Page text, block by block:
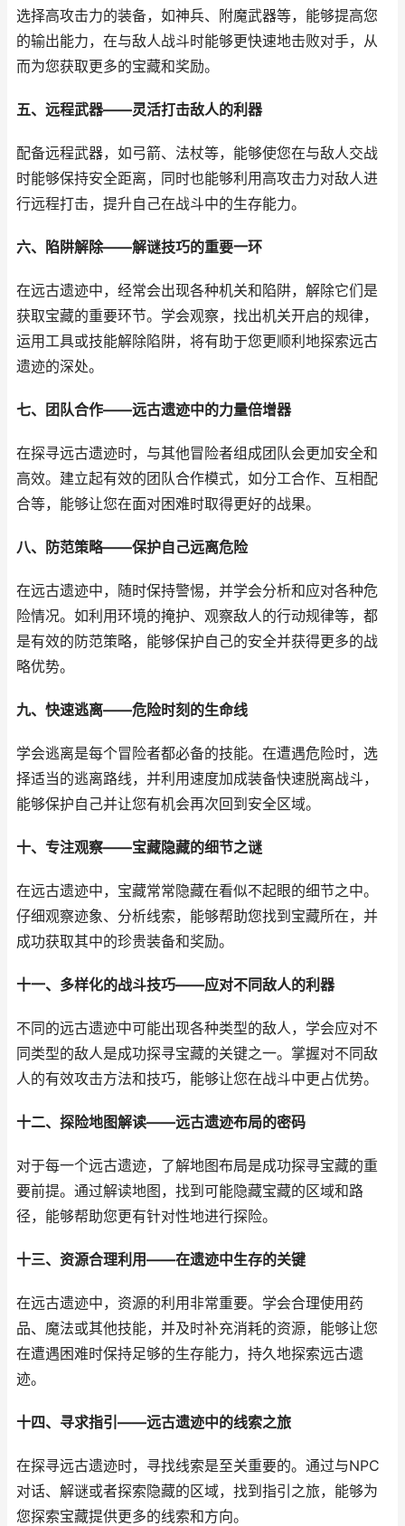
选择高攻击力的装备，如神兵、附魔武器等，能够提高您
的输出能力，在与敌人战斗时能够更快速地击败对手，从
而为您获取更多的宝藏和奖励。
五、远程武器——灵活打击敌人的利器
配备远程武器，如弓箭、法杖等，能够使您在与敌人交战
时能够保持安全距离，同时也能够利用高攻击力对敌人进
行远程打击，提升自己在战斗中的生存能力。
六、陷阱解除——解谜技巧的重要一环
在远古遗迹中，经常会出现各种机关和陷阱，解除它们是
获取宝藏的重要环节。学会观察，找出机关开启的规律，
运用工具或技能解除陷阱，将有助于您更顺利地探索远古
遗迹的深处。
七、团队合作——远古遗迹中的力量倍增器
在探寻远古遗迹时，与其他冒险者组成团队会更加安全和
高效。建立起有效的团队合作模式，如分工合作、互相配
合等，能够让您在面对困难时取得更好的战果。
八、防范策略——保护自己远离危险
在远古遗迹中，随时保持警惕，并学会分析和应对各种危
险情况。如利用环境的掩护、观察敌人的行动规律等，都
是有效的防范策略，能够保护自己的安全并获得更多的战
略优势。
九、快速逃离——危险时刻的生命线
学会逃离是每个冒险者都必备的技能。在遭遇危险时，选
择适当的逃离路线，并利用速度加成装备快速脱离战斗，
能够保护自己并让您有机会再次回到安全区域。
十、专注观察——宝藏隐藏的细节之谜
在远古遗迹中，宝藏常常隐藏在看似不起眼的细节之中。
仔细观察迹象、分析线索，能够帮助您找到宝藏所在，并
成功获取其中的珍贵装备和奖励。
十一、多样化的战斗技巧——应对不同敌人的利器
不同的远古遗迹中可能出现各种类型的敌人，学会应对不
同类型的敌人是成功探寻宝藏的关键之一。掌握对不同敌
人的有效攻击方法和技巧，能够让您在战斗中更占优势。
十二、探险地图解读——远古遗迹布局的密码
对于每一个远古遗迹，了解地图布局是成功探寻宝藏的重
要前提。通过解读地图，找到可能隐藏宝藏的区域和路
径，能够帮助您更有针对性地进行探险。
十三、资源合理利用——在遗迹中生存的关键
在远古遗迹中，资源的利用非常重要。学会合理使用药
品、魔法或其他技能，并及时补充消耗的资源，能够让您
在遭遇困难时保持足够的生存能力，持久地探索远古遗
迹。
十四、寻求指引——远古遗迹中的线索之旅
在探寻远古遗迹时，寻找线索是至关重要的。通过与NPC
对话、解谜或者探索隐藏的区域，找到指引之旅，能够为
您探索宝藏提供更多的线索和方向。